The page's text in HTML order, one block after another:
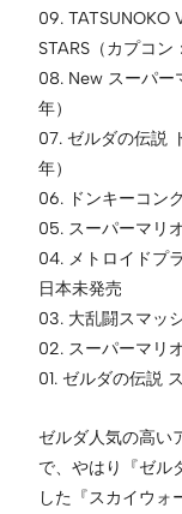
09. TATSUNOKO
STARS（カプコン
08. New スーパ
年）
07. ゼルダの伝説
年）
06. ドンキーコン
05. スーパーマリ
04. メトロイドプ
日本未発売
03. 大乱闘スマッ
02. スーパーマリ
01. ゼルダの伝説
ゼルダ人気の高い
で、やはり『ゼル
した『スカイウォ